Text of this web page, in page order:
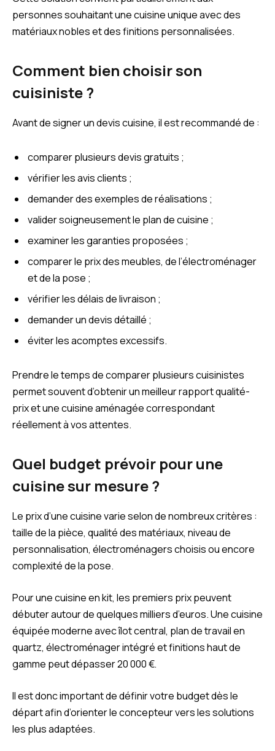
personnes souhaitant une cuisine unique avec des
matériaux nobles et des finitions personnalisées.
Comment bien choisir son
cuisiniste ?
Avant de signer un devis cuisine, il est recommandé de :
comparer plusieurs devis gratuits ;
vérifier les avis clients ;
demander des exemples de réalisations ;
valider soigneusement le plan de cuisine ;
examiner les garanties proposées ;
comparer le prix des meubles, de l’électroménager
et de la pose ;
vérifier les délais de livraison ;
demander un devis détaillé ;
éviter les acomptes excessifs.
Prendre le temps de comparer plusieurs cuisinistes
permet souvent d’obtenir un meilleur rapport qualité-
prix et une cuisine aménagée correspondant
réellement à vos attentes.
Quel budget prévoir pour une
cuisine sur mesure ?
Le prix d’une cuisine varie selon de nombreux critères :
taille de la pièce, qualité des matériaux, niveau de
personnalisation, électroménagers choisis ou encore
complexité de la pose.
Pour une cuisine en kit, les premiers prix peuvent
débuter autour de quelques milliers d’euros. Une cuisine
équipée moderne avec îlot central, plan de travail en
quartz, électroménager intégré et finitions haut de
gamme peut dépasser 20 000 €.
Il est donc important de définir votre budget dès le
départ afin d’orienter le concepteur vers les solutions
les plus adaptées.